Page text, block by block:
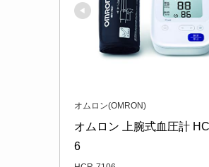
オムロン(OMRON)
オムロン 上腕式血圧計
6